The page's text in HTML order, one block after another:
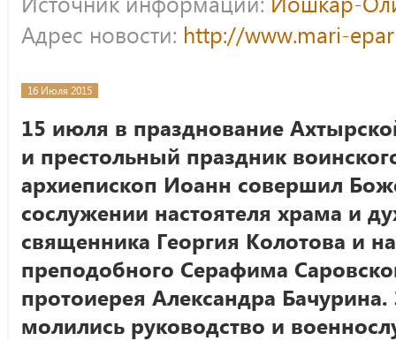
Адрес новости: http://www.mari-
16 Июля 2015
15 июля в празднование
и престольный праздник
архиепископ Иоанн совершил
сослужении настоятеля храма и
священника Георгия Колотова и
преподобного Серафима
протоиерея Александра
молились руководство и